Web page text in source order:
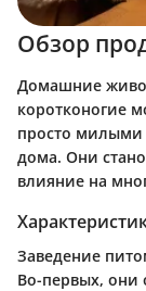
Обзор
Домашние
коротконогие
просто милыми
дома. Они
влияние на
Заведение
Во-первых, они